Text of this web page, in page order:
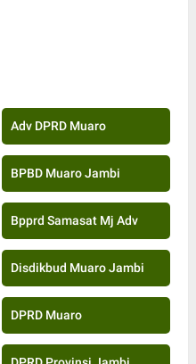
Adv DPRD Muaro
BPBD Muaro Jambi
Bpprd Samasat Mj Adv
Disdikbud Muaro Jambi
DPRD Muaro